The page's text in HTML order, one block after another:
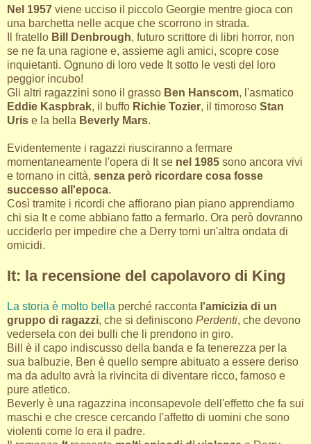
Nel 1957 viene ucciso il piccolo Georgie mentre gioca con
una barchetta nelle acque che scorrono in strada.
Il fratello Bill Denbrough, futuro scrittore di libri horror, non
se ne fa una ragione e, assieme agli amici, scopre cose
inquietanti. Ognuno di loro vede It sotto le vesti del loro
peggior incubo!
Gli altri ragazzini sono il grasso Ben Hanscom, l'asmatico
Eddie Kaspbrak, il buffo Richie Tozier, il timoroso Stan
Uris e la bella Beverly Mars.
Evidentemente i ragazzi riusciranno a fermare
momentaneamente l'opera di It se nel 1985 sono ancora vivi
e tornano in città, senza però ricordare cosa fosse
successo all'epoca.
Così tramite i ricordi che affiorano pian piano apprendiamo
chi sia It e come abbiano fatto a fermarlo. Ora però dovranno
ucciderlo per impedire che a Derry torni un'altra ondata di
omicidi.
It: la recensione del capolavoro di King
La storia è molto bella perché racconta l'amicizia di un
gruppo di ragazzi, che si definiscono Perdenti, che devono
vedersela con dei bulli che li prendono in giro.
Bill è il capo indiscusso della banda e fa tenerezza per la
sua balbuzie, Ben è quello sempre abituato a essere deriso
ma da adulto avrà la rivincita di diventare ricco, famoso e
pure atletico.
Beverly è una ragazzina inconsapevole dell'effetto che fa sui
maschi e che cresce cercando l'affetto di uomini che sono
violenti come lo era il padre.